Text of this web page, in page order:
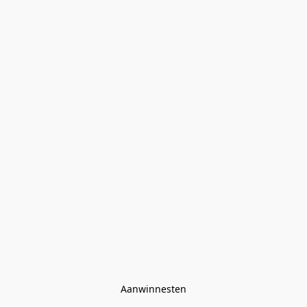
Aanwinnesten